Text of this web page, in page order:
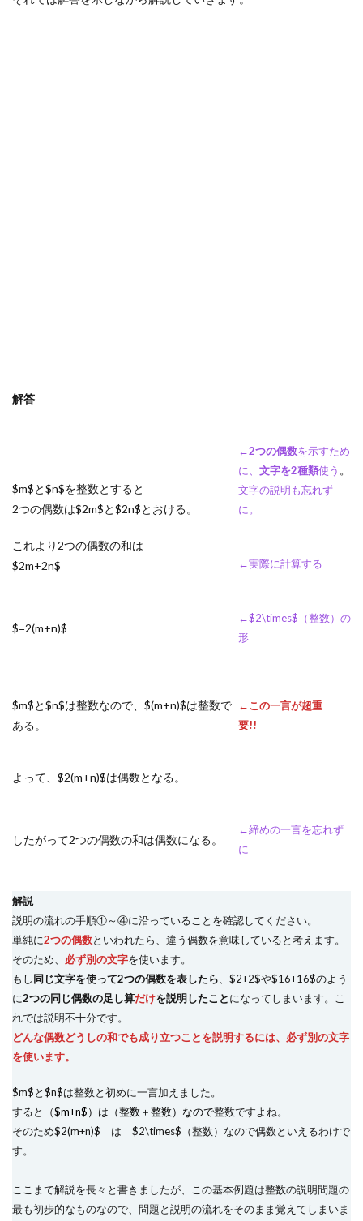
解答
$m$と$n$を整数とすると
2つの偶数は$2m$と$2n$とおける。
←2つの偶数を示すため
に、 文字を2種類使う 。
文字の説明も忘れず
に。
これより2つの偶数の和は
$2m+2n$
←実際に計算する
$=2(m+n)$
←$2\times$（整数）の
形
$m$と$n$は整数なので、$(m+n)$は整数で
ある。
←この一言が超重
要!!
よって、$2(m+n)$は偶数となる。
したがって2つの偶数の和は偶数になる。
←締めの一言を忘れず
に
解説
説明の流れの手順①～④に沿っていることを確認してください。
単純に2つの偶数といわれたら、違う偶数を意味していると考えます。
そのため、 必ず別の文字を使います。
もし同じ文字を使って2つの偶数を表したら 、$2+2$や$16+16$のよう
に2つの同じ偶数の足し算だけを説明したことになってしまいます。こ
れでは説明不十分です。
どんな偶数どうしの和でも成り立つことを説明するには、必ず別の文字
を使います。
$m$と$n$は整数と初めに一言加えました。
すると（$m+n$）は（整数＋整数）なので整数ですよね。
そのため$2(m+n)$ は $2\times$（整数）なので偶数といえるわけで
す。
ここまで解説を長々と書きましたが、この基本例題は整数の説明問題の
最も初歩的なものなので、問題と説明の流れをそのまま覚えてしまいま